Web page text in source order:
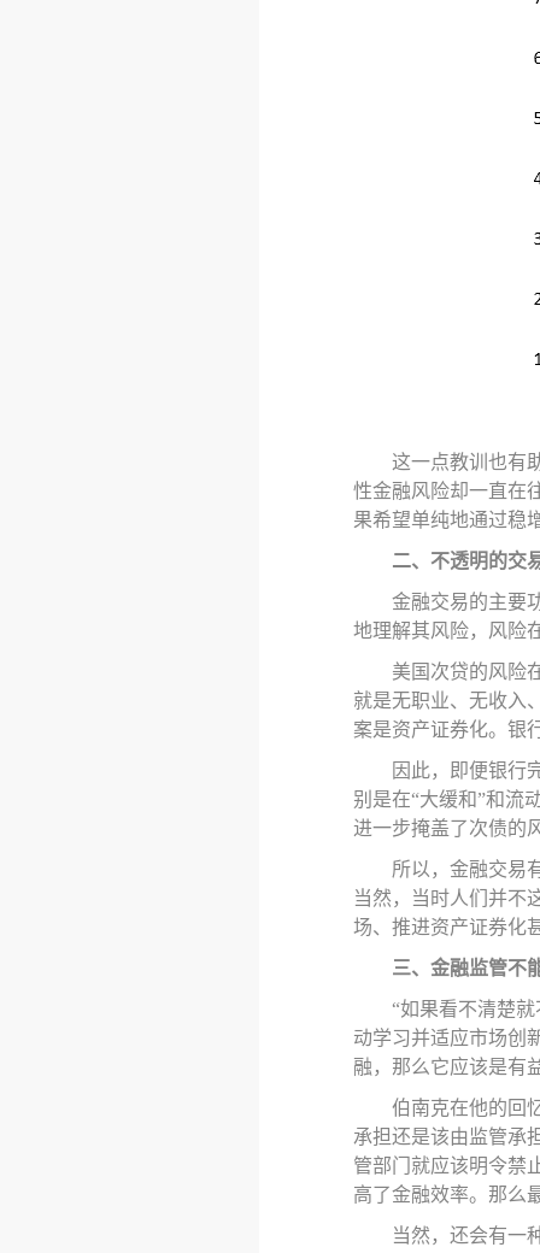
这一点教训也有
性金融风险却一直在
果希望单纯地通过稳
二、不透明的交
金融交易的主要
地理解其风险， 风险
美国次贷的风险
就是无职业、无收入
案是资产证券化。银
因此，即便银行
别是在“大缓和”和流
进一步掩盖了次债的
所以，金融交易
当然，当时人们并不
场、推进资产证券化
三、金融监管不
“如果看不清楚
动学习并适应市场创
融，那么它应该是有
伯南克在他的回
承担还是该由监管承
管部门就应该明令禁
高了金融效率。那么
当然，还会有一